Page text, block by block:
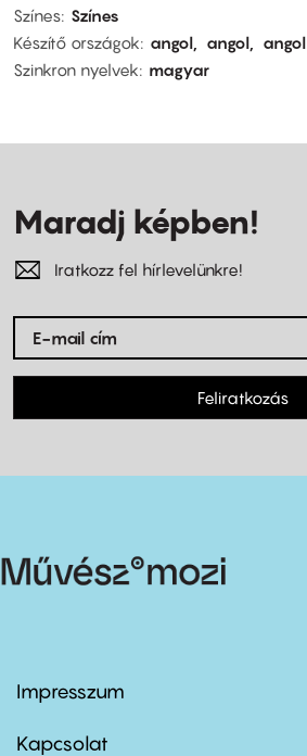
Színes Színes
Készítő országok
angol angol
angol
Szinkron nyelvek
magyar
Maradj képben!
Iratkozz fel hírlevelünkre!
Feliratkozás
Footer
first
Impresszum
Kapcsolat